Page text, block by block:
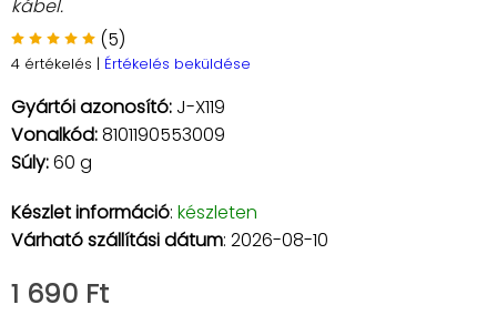
kábel.
(5)
4 értékelés | Értékelés beküldése
Gyártói azonosító: J-X119
Vonalkód:8101190553009
Súly:60 g
Készlet információ: készleten
Várható szállítási dátum: 2026-08-10
1 690 Ft